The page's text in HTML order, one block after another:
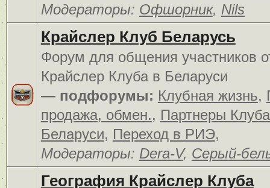
Модераторы: Офшорник, Nils
Крайслер Клуб Беларусь
Форум для общения участников
Крайслер Клуба в Беларуси
— подфорумы: Клубная жизнь,
продажа, обмен., Партнеры
Беларуси, Переход в РИЭ,
Модераторы: Dera-V, Серый-
География Крайслер Клуба